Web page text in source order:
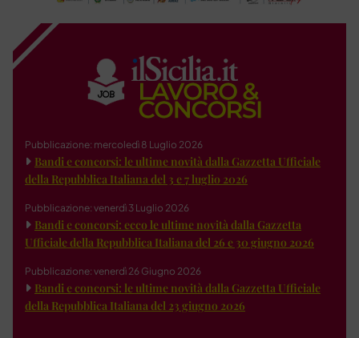
Pubblicazione: mercoledì 8 Luglio 2026
Bandi e concorsi: le ultime novità dalla Gazzetta Ufficiale
della Repubblica Italiana del 3 e 7 luglio 2026
Pubblicazione: venerdì 3 Luglio 2026
Bandi e concorsi: ecco le ultime novità dalla Gazzetta
Ufficiale della Repubblica Italiana del 26 e 30 giugno 2026
Pubblicazione: venerdì 26 Giugno 2026
Bandi e concorsi: le ultime novità dalla Gazzetta Ufficiale
della Repubblica Italiana del 23 giugno 2026